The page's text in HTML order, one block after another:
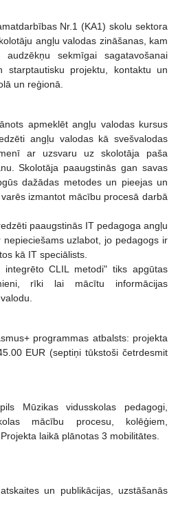
Nr.1 (KA1) skolu sektora
angļu valodas zināšanas, kam
sekmīgai sagatavošanai
starptautisku projektu, kontaktu un
un reģionā.
apmeklēt angļu valodas kursus
angļu valodas kā svešvalodas
ar uzsvaru uz skolotāja paša
Skolotāja paaugstinās gan savas
dažādas metodes un pieejas un
izmantot mācību procesā darbā
paaugstinās IT pedagoga angļu
uzlabot, jo pedagogs ir
kā IT speciālists.
CLIL metodi" tiks apgūtas
rīki lai mācītu informācijas
programmas atbalsts: projekta
EUR (septiņi tūkstoši četrdesmit
Mūzikas vidusskolas pedagogi,
mācību procesu, kolēģiem,
laikā plānotas 3 mobilitātes.
un publikācijas, uzstāšanās